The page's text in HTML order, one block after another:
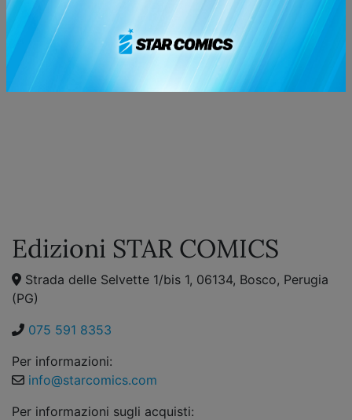
Edizioni STAR COMICS
Strada delle Selvette 1/bis 1, 06134, Bosco, Perugia
(PG)
075 591 8353
Per informazioni:
info@starcomics.com
Per informazioni sugli acquisti: